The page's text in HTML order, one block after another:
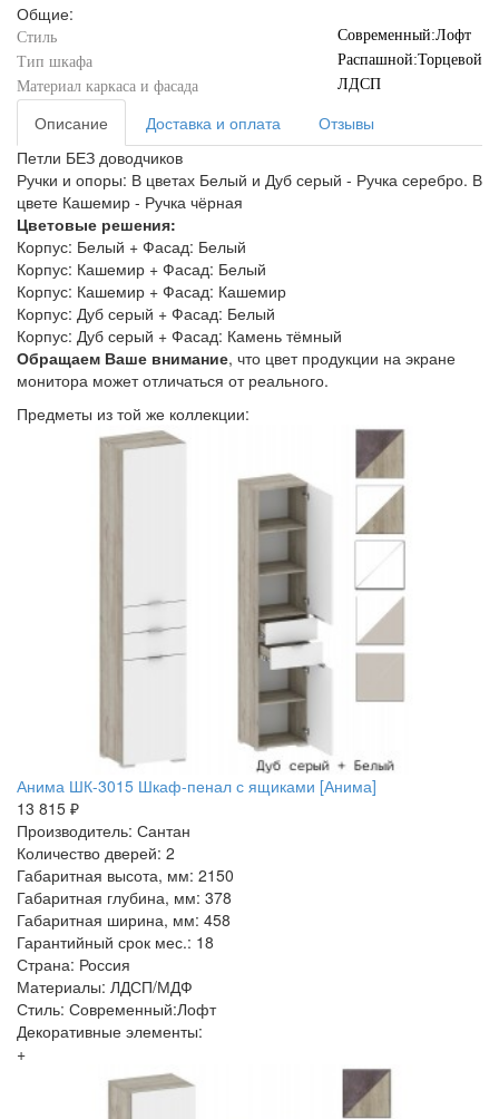
Общие:
Стиль
Современный:Лофт
Тип шкафа
Распашной:Торцевой
Материал каркаса и фасада
ЛДСП
Описание Доставка и оплата
Отзывы
Петли БЕЗ доводчиков
Ручки и опоры: В цветах Белый и Дуб серый - Ручка серебро. В
цвете Кашемир - Ручка чёрная
Цветовые решения:
Корпус: Белый + Фасад: Белый
Корпус: Кашемир + Фасад: Белый
Корпус: Кашемир + Фасад: Кашемир
Корпус: Дуб серый + Фасад: Белый
Корпус: Дуб серый + Фасад: Камень тёмный
Обращаем Ваше внимание, что цвет продукции на экране
монитора может отличаться от реального.
Предметы из той же коллекции:
Анима ШК-3015 Шкаф-пенал с ящиками [Анима]
13 815 ₽
Производитель: Сантан
Количество дверей: 2
Габаритная высота, мм: 2150
Габаритная глубина, мм: 378
Габаритная ширина, мм: 458
Гарантийный срок мес.: 18
Страна: Россия
Материалы: ЛДСП/МДФ
Стиль: Современный:Лофт
Декоративные элементы:
+